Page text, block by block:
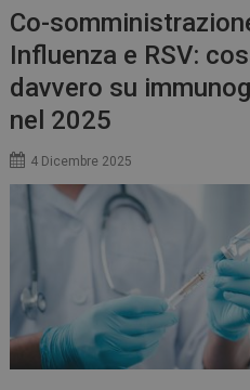
Co-
Influenza e RSV:
davvero su
nel 2025
4 Dicembre 2025